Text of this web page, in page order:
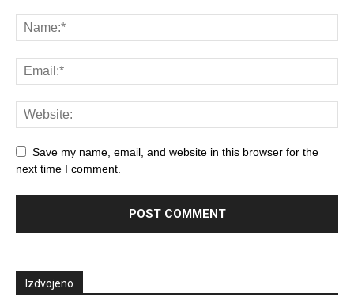
Save my name, email, and website in this browser for the
next time I comment.
Izdvojeno